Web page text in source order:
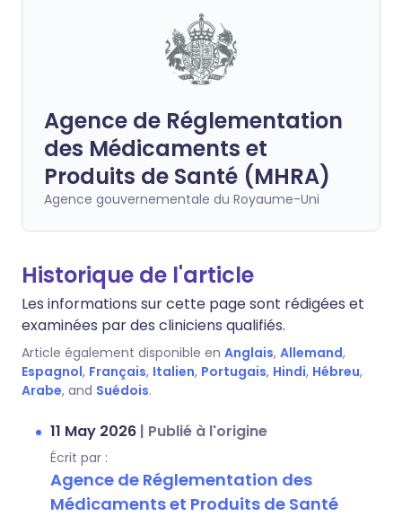
Agence de Réglementation
des Médicaments et
Produits de Santé (MHRA)
Agence gouvernementale du Royaume-Uni
Historique de l'article
Les informations sur cette page sont rédigées et
examinées par des cliniciens qualifiés.
Article également disponible en Anglais, Allemand,
Espagnol, Français, Italien, Portugais, Hindi, Hébreu,
Arabe, and Suédois.
11 May 2026 | Publié à l'origine
Écrit par :
Agence de Réglementation des
Médicaments et Produits de Santé